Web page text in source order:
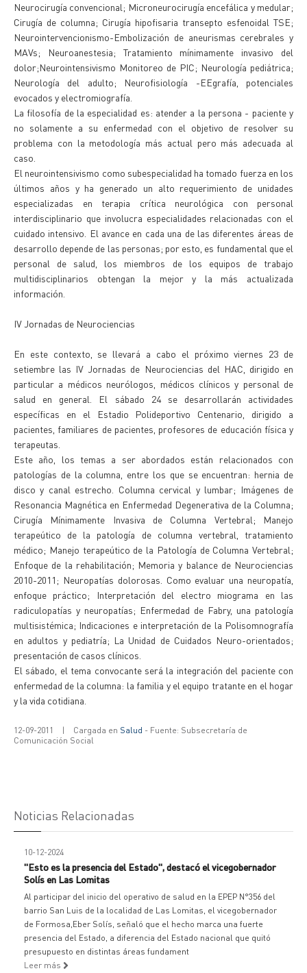
Neurocirugía convencional; Microneurocirugía encefálica y medular;
Cirugía de columna; Cirugía hipofisaria transepto esfenoidal TSE;
Neurointervencionismo-Embolización de aneurismas cerebrales y
MAVs; Neuroanestesia; Tratamiento mínimamente invasivo del
dolor;Neurointensivismo Monitoreo de PIC; Neurología pediátrica;
Neurología del adulto; Neurofisiología -EEgrafía, potenciales
evocados y electromiografía.
La filosofía de la especialidad es: atender a la persona - paciente y
no solamente a su enfermedad con el objetivo de resolver su
problema con la metodología más actual pero más adecuada al
caso.
El neurointensivismo como subespecialidad ha tomado fuerza en los
últimos años y ha generado un alto requerimiento de unidades
especializadas en terapia crítica neurológica con personal
interdisciplinario que involucra especialidades relacionadas con el
cuidado intensivo. El avance en cada una de las diferentes áreas de
desarrollo depende de las personas; por esto, es fundamental que el
personal de salud, los miembros de los equipos de trabajo
multidisciplinarios obtengan la mejor y la más actualizada
información.
IV Jornadas de Neurociencias
En este contexto, se llevará a cabo el próximo viernes 23 de
setiembre las IV Jornadas de Neurociencias del HAC, dirigido en
particular a médicos neurólogos, médicos clínicos y personal de
salud en general. El sábado 24 se desarrollarán actividades
específicas en el Estadio Polideportivo Centenario, dirigido a
pacientes, familiares de pacientes, profesores de educación física y
terapeutas.
Este año, los temas a ser abordados están relacionados con
patologías de la columna, entre los que se encuentran: hernia de
disco y canal estrecho. Columna cervical y lumbar; Imágenes de
Resonancia Magnética en Enfermedad Degenerativa de la Columna;
Cirugía Mínimamente Invasiva de Columna Vertebral; Manejo
terapeútico de la patología de columna vertebral, tratamiento
médico; Manejo terapeútico de la Patología de Columna Vertebral;
Enfoque de la rehabilitación; Memoria y balance de Neurociencias
2010-2011; Neuropatías dolorosas. Como evaluar una neuropatía,
enfoque práctico; Interpretación del electro miograma en las
radiculopatías y neuropatías; Enfermedad de Fabry, una patología
multisistémica; Indicaciones e interpretación de la Polisomnografía
en adultos y pediatría; La Unidad de Cuidados Neuro-orientados;
presentación de casos clínicos.
El sábado, el tema convocante será la integración del paciente con
enfermedad de la columna: la familia y el equipo tratante en el hogar
y la vida cotidiana.
12-09-2011 | Cargada en Salud - Fuente: Subsecretaría de
Comunicación Social
Noticias Relacionadas
10-12-2024
"Esto es la presencia del Estado", destacó el vicegobernador
Solís en Las Lomitas
Al participar del inicio del operativo de salud en la EPEP N°356 del
barrio San Luis de la localidad de Las Lomitas, el vicegobernador
de Formosa,Eber Solís, señaló que el hecho marca una fuerte
presencia del Estado, a diferencia del Estado nacional que quitó
presupuesto en distintas áreas fundament
Leer más